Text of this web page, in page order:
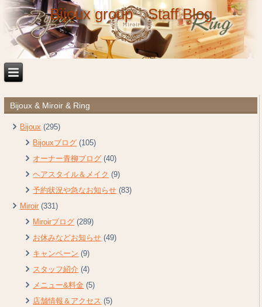
Bijoux group Staff Blog
Bijoux & Miroir & Ring
Bijoux (295)
Bijouxブログ (105)
オーナー青柳ブログ (40)
ヘアスタイル＆メイク (9)
予約状況や急なお知らせ (83)
Miroir (331)
Miroirブログ (289)
お休みなどお知らせ (49)
キャンペーン (9)
スタッフ紹介 (4)
メニュー&料金 (5)
店舗情報＆アクセス (5)